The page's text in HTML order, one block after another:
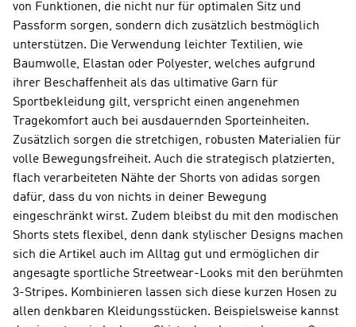
von Funktionen, die nicht nur für optimalen Sitz und
Passform sorgen, sondern dich zusätzlich bestmöglich
unterstützen. Die Verwendung leichter Textilien, wie
Baumwolle, Elastan oder Polyester, welches aufgrund
ihrer Beschaffenheit als das ultimative Garn für
Sportbekleidung gilt, verspricht einen angenehmen
Tragekomfort auch bei ausdauernden Sporteinheiten.
Zusätzlich sorgen die stretchigen, robusten Materialien für
volle Bewegungsfreiheit. Auch die strategisch platzierten,
flach verarbeiteten Nähte der Shorts von adidas sorgen
dafür, dass du von nichts in deiner Bewegung
eingeschränkt wirst. Zudem bleibst du mit den modischen
Shorts stets flexibel, denn dank stylischer Designs machen
sich die Artikel auch im Alltag gut und ermöglichen dir
angesagte sportliche Streetwear-Looks mit den berühmten
3-Stripes. Kombinieren lassen sich diese kurzen Hosen zu
allen denkbaren Kleidungsstücken. Beispielsweise kannst